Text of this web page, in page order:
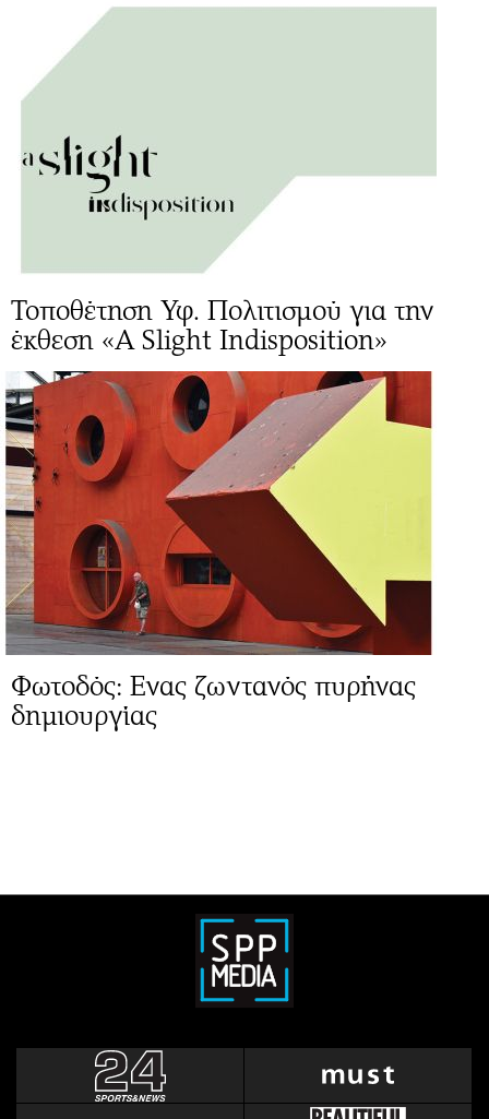
Τοποθέτηση Υφ. Πολιτισμού για την
έκθεση «A Slight Indisposition»
Φωτοδός: Ενας ζωντανός πυρήνας
δημιουργίας